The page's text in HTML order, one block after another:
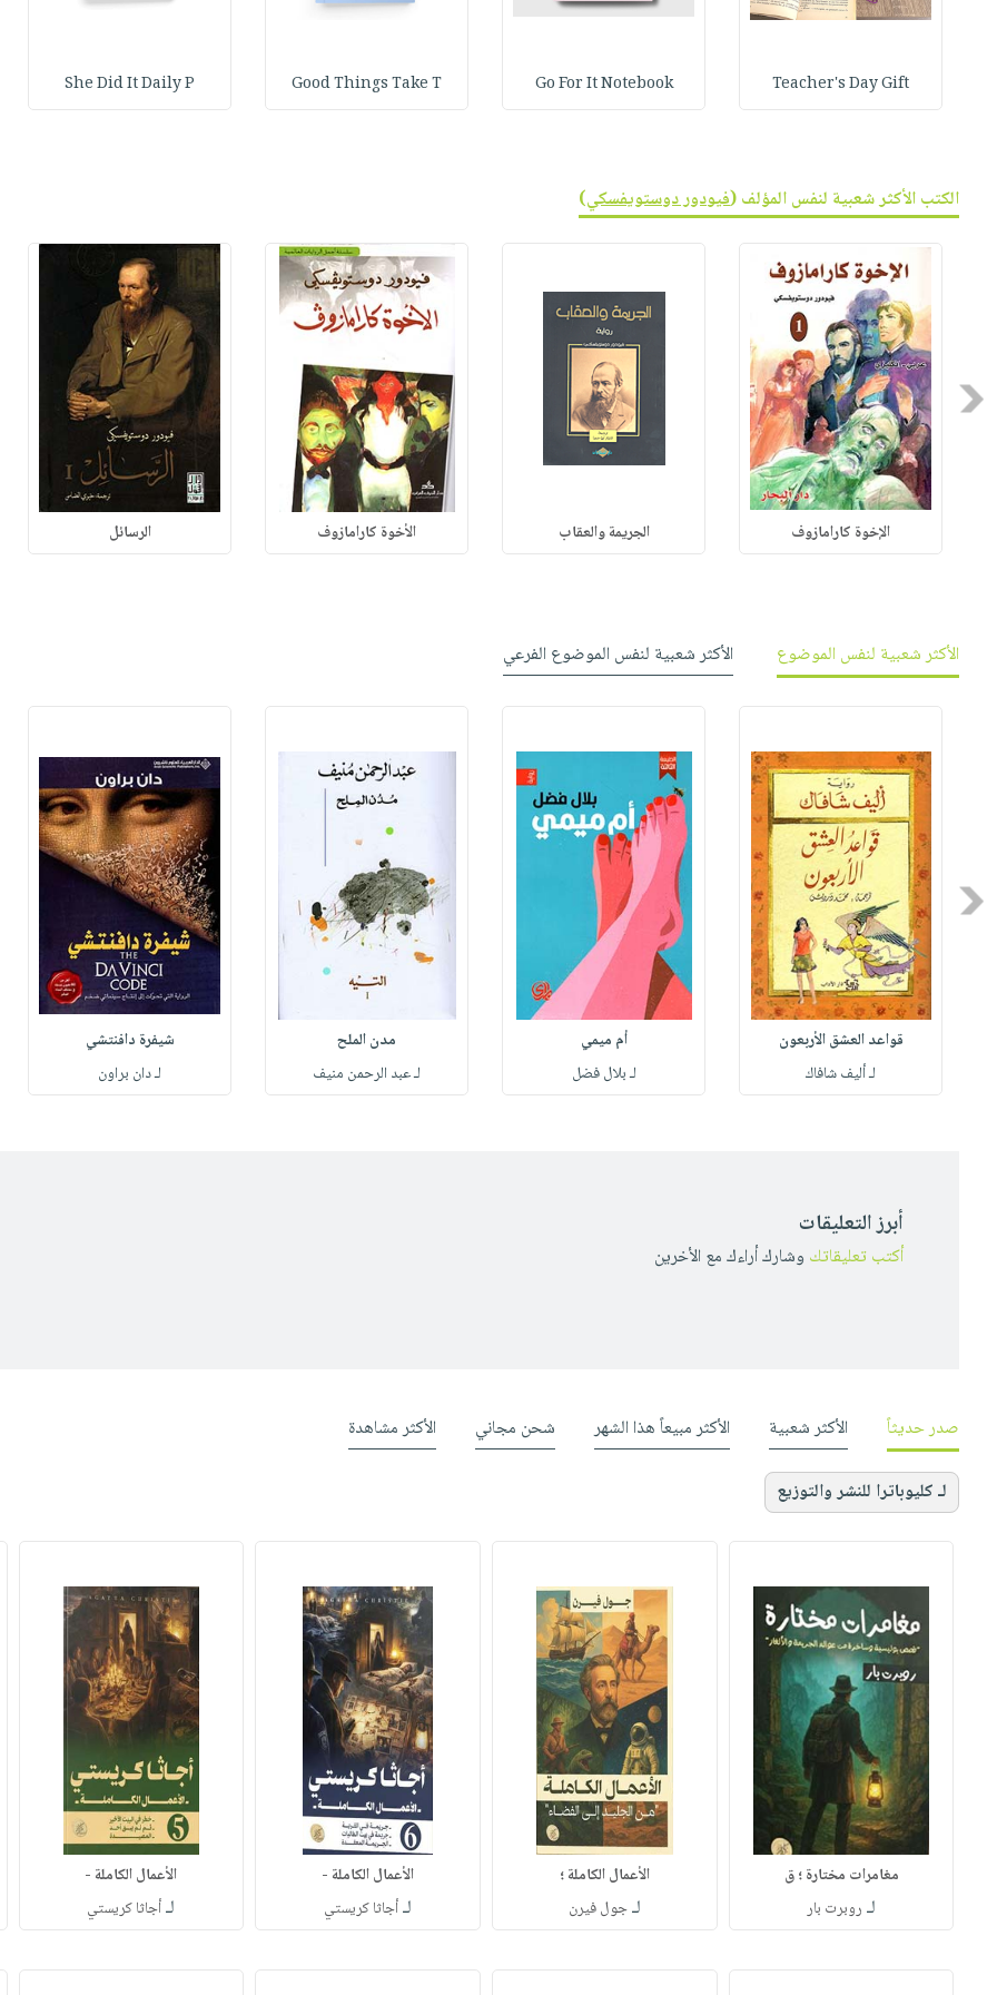
Teacher's Day Gift
Go For It Notebook
Good Things Take T
She Did It Daily P
الكتب الأكثر شعبية لنفس المؤلف (فيودور دوستويفسكي)
Previous
الإخوة كارامازوف الجريمة والعقاب الأخوة كارامازوف الرسائل
الأكثر شعبية لنفس الموضوع الأكثر شعبية لنفس الموضوع الفرعي
Previous
قواعد العشق الأربعون
لـ أليف شافاك
أم ميمي
لـ بلال فضل
مدن الملح
لـ عبد الرحمن منيف
شيفرة دافنتشي
لـ دان براون
أبرز التعليقات
أكتب تعليقاتك وشارك أراءك مع الأخرين
صدر حديثاً الأكثر شعبية الأكثر مبيعاً هذا الشهر شحن مجاني الأكثر مشاهدة
لـ كليوباترا للنشر والتوزيع
مغامرات مختارة ؛ ق
لـ روبرت بار
الأعمال الكاملة ؛
لـجول فيرن
الأعمال الكاملة -
لـأجاثا كريستي
الأعمال الكاملة -
لـأجاثا كريستي